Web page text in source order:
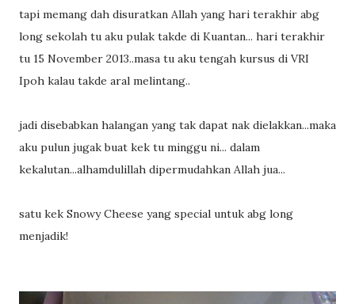
tapi memang dah disuratkan Allah yang hari terakhir abg
long sekolah tu aku pulak takde di Kuantan... hari terakhir
tu 15 November 2013..masa tu aku tengah kursus di VRI
Ipoh kalau takde aral melintang..
jadi disebabkan halangan yang tak dapat nak dielakkan...maka
aku pulun jugak buat kek tu minggu ni... dalam
kekalutan...alhamdulillah dipermudahkan Allah jua...
satu kek Snowy Cheese yang special untuk abg long
menjadik!